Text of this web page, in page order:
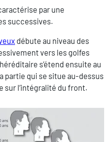
par une
successives.
débute au niveau des
vers les golfes
s’étend ensuite au
partie qui se situe au-dessus
sur l’intégralité du front.